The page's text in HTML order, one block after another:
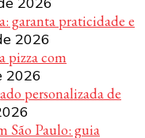
garanta praticidade e
2026
pizza com
2026
personalizada de
São Paulo: guia